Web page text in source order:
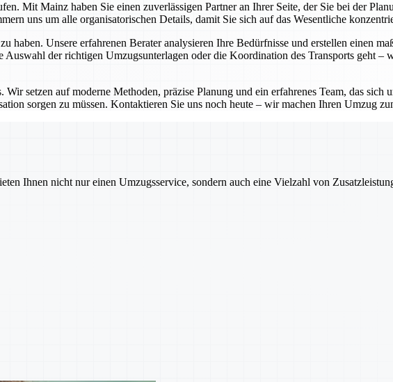
Mit Mainz haben Sie einen zuverlässigen Partner an Ihrer Seite, der Sie bei der
uns um alle organisatorischen Details, damit Sie sich auf das Wesentliche
Unsere erfahrenen Berater analysieren Ihre Bedürfnisse und erstellen einen
der richtigen Umzugsunterlagen oder die Koordination des Transports geht –
setzen auf moderne Methoden, präzise Planung und ein erfahrenes Team, das sich
sorgen zu müssen. Kontaktieren Sie uns noch heute – wir machen Ihren Umzug
Ihnen nicht nur einen Umzugsservice, sondern auch eine Vielzahl von